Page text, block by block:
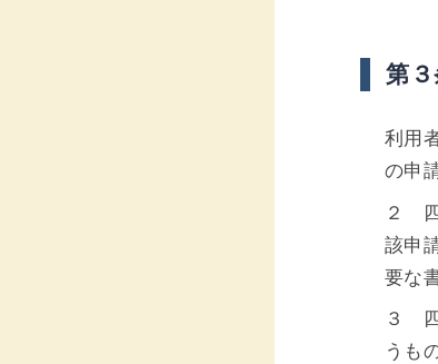
第
利用
の申
２
該申
要な
３
うも